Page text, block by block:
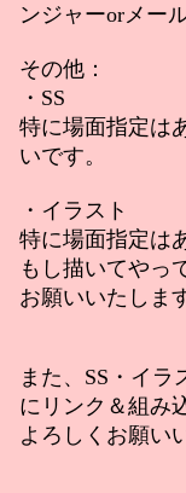
ンジャーorメー
その他：
・SS
特に場面指定は
いです。
・イラスト
特に場面指定は
もし描いてやっ
お願いいたしま
また、SS・イ
にリンク＆組み
よろしくお願い